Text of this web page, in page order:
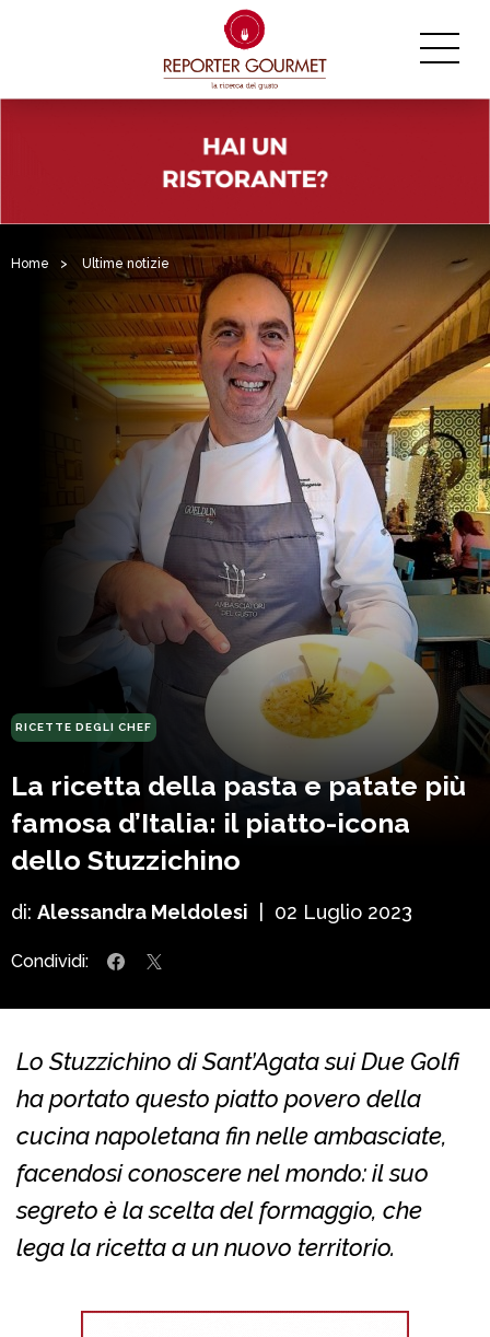
Home > Ultime notizie
RICETTE DEGLI CHEF
La ricetta della pasta e patate più
famosa d’Italia: il piatto-icona
dello Stuzzichino
di: Alessandra Meldolesi 02 Luglio 2023
Condividi:
Lo Stuzzichino di Sant’Agata sui Due Golfi
ha portato questo piatto povero della
cucina napoletana fin nelle ambasciate,
facendosi conoscere nel mondo: il suo
segreto è la scelta del formaggio, che
lega la ricetta a un nuovo territorio.